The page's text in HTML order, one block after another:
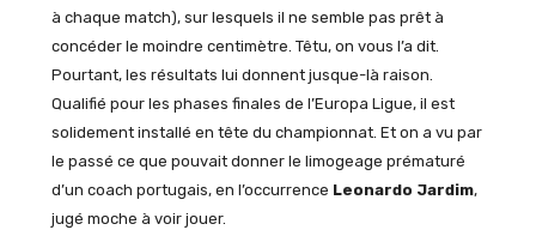
à chaque match), sur lesquels il ne semble pas prêt à
concéder le moindre centimètre. Têtu, on vous l’a dit.
Pourtant, les résultats lui donnent jusque-là raison.
Qualifié pour les phases finales de l’Europa Ligue, il est
solidement installé en tête du championnat. Et on a vu par
le passé ce que pouvait donner le limogeage prématuré
d’un coach portugais, en l’occurrence Leonardo Jardim,
jugé moche à voir jouer.